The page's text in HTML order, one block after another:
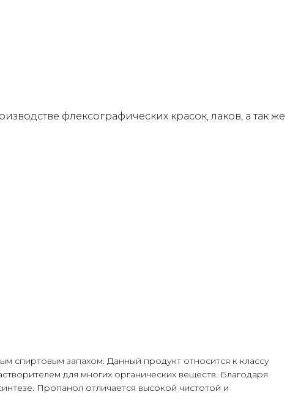
флексографических красок, лаков, а так же
спиртовым запахом. Данный продукт относится к классу
для многих органических веществ. Благодаря
Пропанол отличается высокой чистотой и